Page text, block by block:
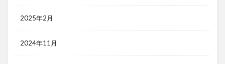
2025年2月
2024年11月